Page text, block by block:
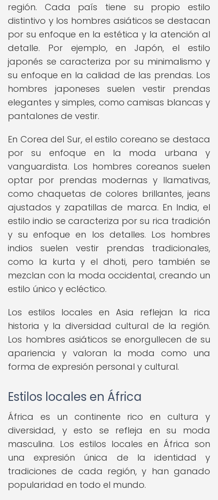
región. Cada país tiene su propio estilo
distintivo y los hombres asiáticos se destacan
por su enfoque en la estética y la atención al
detalle. Por ejemplo, en Japón, el estilo
japonés se caracteriza por su minimalismo y
su enfoque en la calidad de las prendas. Los
hombres japoneses suelen vestir prendas
elegantes y simples, como camisas blancas y
pantalones de vestir.
En Corea del Sur, el estilo coreano se destaca
por su enfoque en la moda urbana y
vanguardista. Los hombres coreanos suelen
optar por prendas modernas y llamativas,
como chaquetas de colores brillantes, jeans
ajustados y zapatillas de marca. En India, el
estilo indio se caracteriza por su rica tradición
y su enfoque en los detalles. Los hombres
indios suelen vestir prendas tradicionales,
como la kurta y el dhoti, pero también se
mezclan con la moda occidental, creando un
estilo único y ecléctico.
Los estilos locales en Asia reflejan la rica
historia y la diversidad cultural de la región.
Los hombres asiáticos se enorgullecen de su
apariencia y valoran la moda como una
forma de expresión personal y cultural.
Estilos locales en África
África es un continente rico en cultura y
diversidad, y esto se refleja en su moda
masculina. Los estilos locales en África son
una expresión única de la identidad y
tradiciones de cada región, y han ganado
popularidad en todo el mundo.